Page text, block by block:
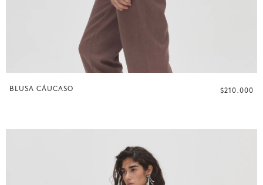
BLUSA CÁUCASO $210.000